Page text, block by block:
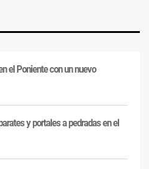
el Poniente con un nuevo
y portales a pedradas en el